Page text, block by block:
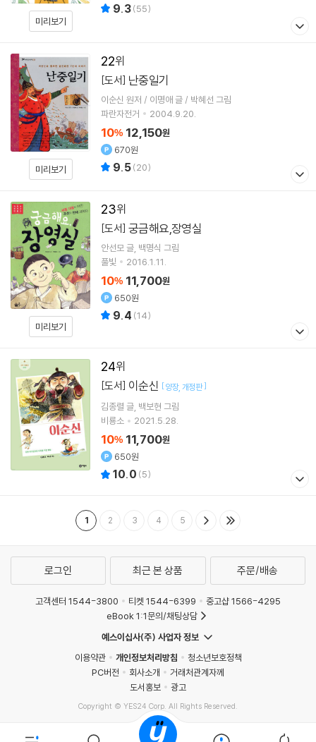
미리보기
9.3(55)
22
미리보기
[도서] 난중일기
이순신 원저 / 이명애 글 / 박혜선 그림
파란자전거
2004.9.20.
10% 12,150원
670원
9.5(20)
23
미리보기
[도서] 궁금해요,장영실
안선모 글 백명식 그림
풀빛
2016.1.11.
10% 11,700원
650원
9.4 (14)
24
[도서] 이순신 [양장 개정판]
김종렬 글 백보현 그림
비룡소
2021.5.28.
10% 11,700원
650원
10.0 (5)
1 2 3 4 5
로그인 최근 본 상품 주문/배송
고객센터 1544-3800 티켓 1544-6399
중고샵 1566-4295
eBook 1:1문의/채팅상담
예스이십사(주) 사업자 정보
이용약관
개인정보처리방침
청소년보호정책
PC버전
회사소개
거래처관계자께
도서홍보
광고
Copyright © YES24 Corp. All Rights Reserved.